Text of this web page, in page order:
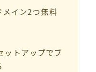
メイン2つ無料
ットアップでブ